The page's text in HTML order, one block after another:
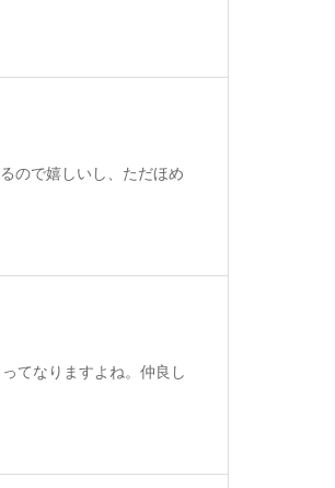
ので嬉しいし、ただほめ
ってなりますよね。仲良し